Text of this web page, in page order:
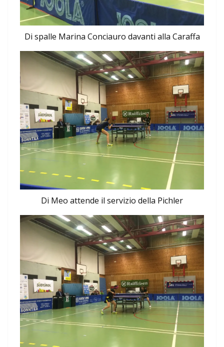
Di spalle Marina Conciauro davanti alla Caraffa
Di Meo attende il servizio della Pichler